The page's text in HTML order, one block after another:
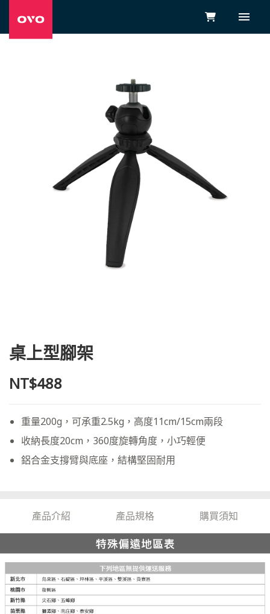
桌上型腳架
NT$488
重量200g，可承重2.5kg，高度11cm/15cm兩段
收納長度20cm，360度旋轉角度，小巧輕便
鋁合金支撐臂與底座，結構堅固耐用
產品介紹 產品規格 購買須知